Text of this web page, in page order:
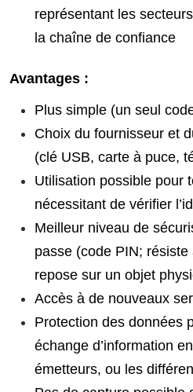
représentant les
la chaîne de confiance
Avantages :
Plus simple (un seul
Choix du fournisseur et
(clé USB, carte à puce,
Utilisation possible pour
nécessitant de vérifier
Meilleur niveau de
passe (code PIN;
repose sur un objet
Accès à de nouveaux
Protection des données
échange d’information
émetteurs, ou les